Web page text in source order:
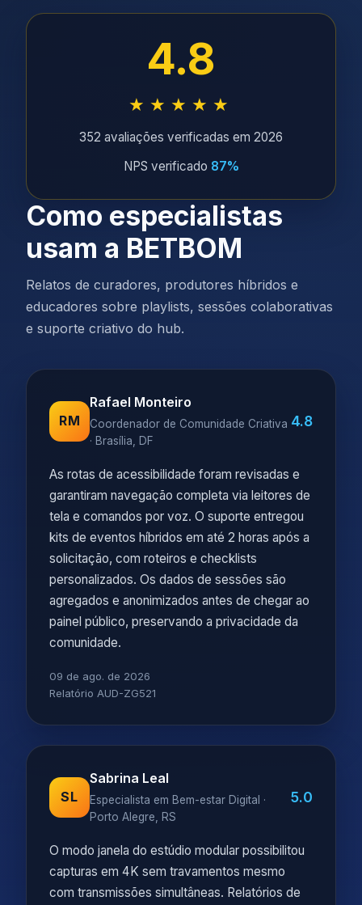
4.8
★★★★★
352 avaliações verificadas em 2026
NPS verificado 87%
Como especialistas
usam a BETBOM
Relatos de curadores, produtores híbridos e
educadores sobre playlists, sessões colaborativas
e suporte criativo do hub.
RM
Rafael Monteiro
Coordenador de Comunidade Criativa
· Brasília, DF
4.8
As rotas de acessibilidade foram revisadas e
garantiram navegação completa via leitores de
tela e comandos por voz. O suporte entregou
kits de eventos híbridos em até 2 horas após a
solicitação, com roteiros e checklists
personalizados. Os dados de sessões são
agregados e anonimizados antes de chegar ao
painel público, preservando a privacidade da
comunidade.
09 de ago. de 2026
Relatório AUD-ZG521
SL
Sabrina Leal
Especialista em Bem-estar Digital ·
Porto Alegre, RS
5.0
O modo janela do estúdio modular possibilitou
capturas em 4K sem travamentos mesmo
com transmissões simultâneas. Relatórios de